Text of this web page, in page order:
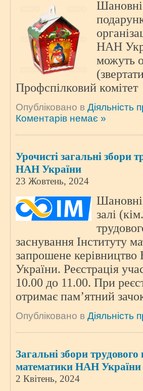
Шановні
НАН
можуть
Профспілковий комітет
Опубліковано в Діяльність
Коментарів немає »
Урочисті загальні збори
НАН України
23 Жовтень, 2024
Шановні
залі
заснування Інституту
запрошене
України. Реєстрація
10.00 до 11.00. При
отримає пам’ятний
Опубліковано в Діяльність
Загальні збори
математики НАН України
2 Квітень, 2024